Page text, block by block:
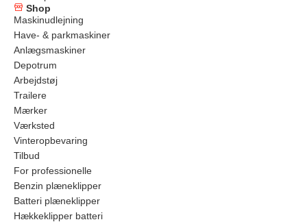
Shop
Maskinudlejning
Have- & parkmaskiner
Anlægsmaskiner
Depotrum
Arbejdstøj
Trailere
Mærker
Værksted
Vinteropbevaring
Tilbud
For professionelle
Benzin plæneklipper
Batteri plæneklipper
Hækkeklipper batteri